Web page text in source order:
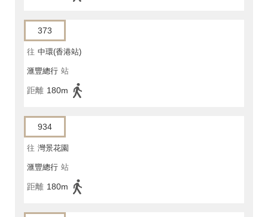
373
往 中環(香港站)
滙豐總行 站
距離 180m
934
往 灣景花園
滙豐總行 站
距離 180m